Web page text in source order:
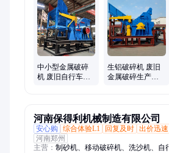
碎机、仓泵
中小型金属破碎
机 废旧自行车废
生铝破碎机 废旧
金属破碎生产线
河南保得利机械制造有限公司
安心购
综合体验L1 回复及时 出价迅速
河南郑州
主营： 制砂机、移动破碎机、洗沙机、自